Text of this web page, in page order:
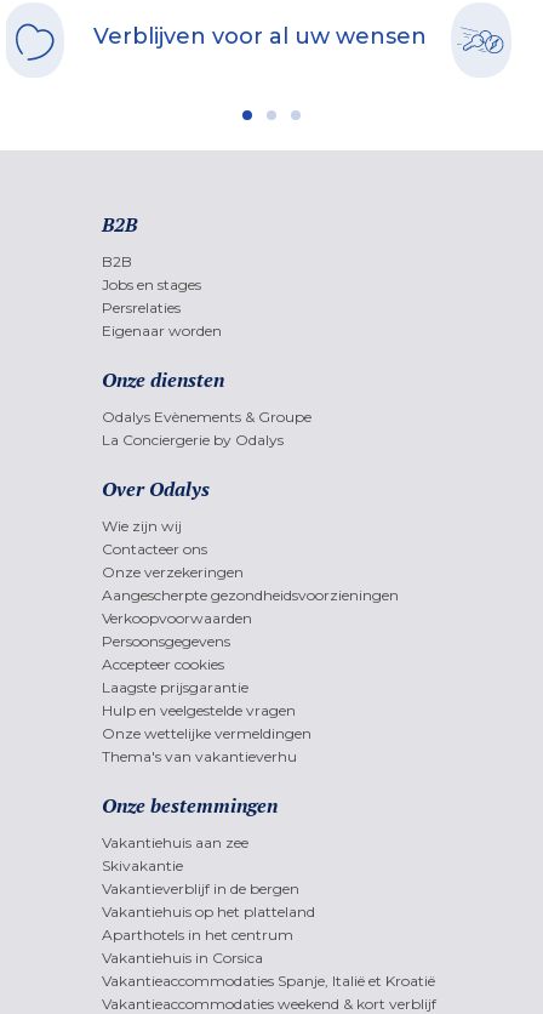
Verblijven voor al uw wensen
B2B
B2B
Jobs en stages
Persrelaties
Eigenaar worden
Onze diensten
Odalys Evènements & Groupe
La Conciergerie by Odalys
Over Odalys
Wie zijn wij
Contacteer ons
Onze verzekeringen
Aangescherpte gezondheidsvoorzieningen
Verkoopvoorwaarden
Persoonsgegevens
Accepteer cookies
Laagste prijsgarantie
Hulp en veelgestelde vragen
Onze wettelijke vermeldingen
Thema's van vakantieverhu
Onze bestemmingen
Vakantiehuis aan zee
Skivakantie
Vakantieverblijf in de bergen
Vakantiehuis op het platteland
Aparthotels in het centrum
Vakantiehuis in Corsica
Vakantieaccommodaties Spanje, Italië et Kroatië
Vakantieaccommodaties weekend & kort verblijf